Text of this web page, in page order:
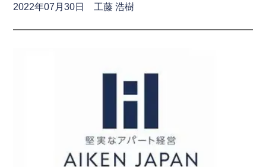
2022年07月30日 工藤 浩樹